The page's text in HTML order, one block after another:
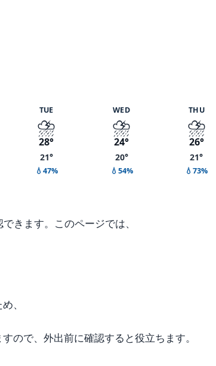
TUE
⛈️
28°
21°
💧47%
WED
⛈️
24°
20°
💧54%
THU
⛈️
26°
21°
💧73%
きます。このページでは、
、
ので、外出前に確認すると役立ちます。